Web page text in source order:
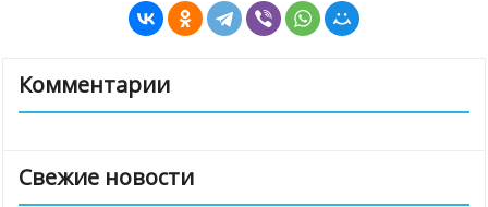
Комментарии
Свежие новости